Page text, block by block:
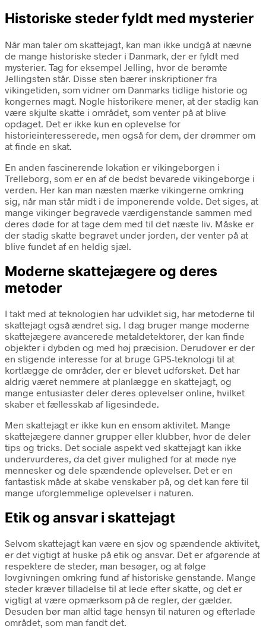
Historiske steder fyldt med mysterier
Når man taler om skattejagt, kan man ikke undgå at nævne
de mange historiske steder i Danmark, der er fyldt med
mysterier. Tag for eksempel Jelling, hvor de berømte
Jellingsten står. Disse sten bærer inskriptioner fra
vikingetiden, som vidner om Danmarks tidlige historie og
kongernes magt. Nogle historikere mener, at der stadig kan
være skjulte skatte i området, som venter på at blive
opdaget. Det er ikke kun en oplevelse for
historieinteresserede, men også for dem, der drømmer om
at finde en skat.
En anden fascinerende lokation er vikingeborgen i
Trelleborg, som er en af de bedst bevarede vikingeborge i
verden. Her kan man næsten mærke vikingerne omkring
sig, når man står midt i de imponerende volde. Det siges, at
mange vikinger begravede værdigenstande sammen med
deres døde for at tage dem med til det næste liv. Måske er
der stadig skatte begravet under jorden, der venter på at
blive fundet af en heldig sjæl.
Moderne skattejægere og deres
metoder
I takt med at teknologien har udviklet sig, har metoderne til
skattejagt også ændret sig. I dag bruger mange moderne
skattejægere avancerede metaldetektorer, der kan finde
objekter i dybden og med høj præcision. Derudover er der
en stigende interesse for at bruge GPS-teknologi til at
kortlægge de områder, der er blevet udforsket. Det har
aldrig været nemmere at planlægge en skattejagt, og
mange entusiaster deler deres oplevelser online, hvilket
skaber et fællesskab af ligesindede.
Men skattejagt er ikke kun en ensom aktivitet. Mange
skattejægere danner grupper eller klubber, hvor de deler
tips og tricks. Det sociale aspekt ved skattejagt kan ikke
undervurderes, da det giver mulighed for at møde nye
mennesker og dele spændende oplevelser. Det er en
fantastisk måde at skabe venskaber på, og det kan føre til
mange uforglemmelige oplevelser i naturen.
Etik og ansvar i skattejagt
Selvom skattejagt kan være en sjov og spændende aktivitet,
er det vigtigt at huske på etik og ansvar. Det er afgørende at
respektere de steder, man besøger, og at følge
lovgivningen omkring fund af historiske genstande. Mange
steder kræver tilladelse til at lede efter skatte, og det er
vigtigt at være opmærksom på de regler, der gælder.
Desuden bør man altid tage hensyn til naturen og efterlade
området, som man fandt det.